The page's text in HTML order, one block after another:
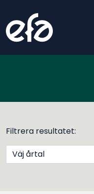
Filtrera resultatet:
Sök